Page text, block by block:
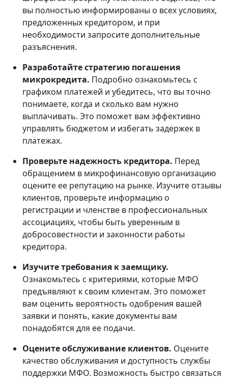
вы полностью информированы о всех условиях,
предложенных кредитором, и при
необходимости запросите дополнительные
разъяснения.
Разработайте стратегию погашения
микрокредита. Подробно ознакомьтесь с
графиком платежей и убедитесь, что вы точно
понимаете, когда и сколько вам нужно
выплачивать. Это поможет вам эффективно
управлять бюджетом и избегать задержек в
платежах.
Проверьте надежность кредитора. Перед
обращением в микрофинансовую организацию
оцените ее репутацию на рынке. Изучите отзывы
клиентов, проверьте информацию о
регистрации и членстве в профессиональных
ассоциациях, чтобы быть уверенным в
добросовестности и законности работы
кредитора.
Изучите требования к заемщику.
Ознакомьтесь с критериями, которые МФО
предъявляют к своим клиентам. Это поможет
вам оценить вероятность одобрения вашей
заявки и понять, какие документы вам
понадобятся для ее подачи.
Оцените обслуживание клиентов. Оцените
качество обслуживания и доступность службы
поддержки МФО. Возможность быстро связаться